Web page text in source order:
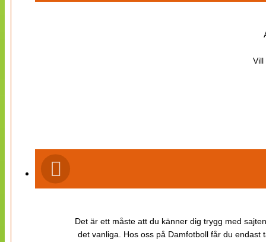
Vill
Det är ett måste att du känner dig trygg med
det vanliga. Hos oss på Damfotboll får du